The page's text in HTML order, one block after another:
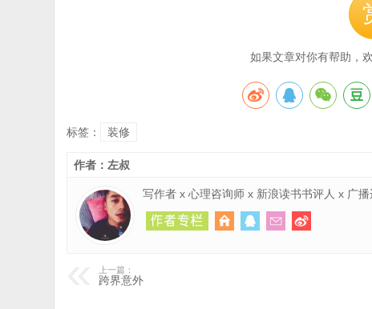
如果文章对你有帮助，
标签： 装修
作者：左叔
写作者 x 心理咨询师 x 新浪读书书评人 x 广
上一篇：
跨界意外